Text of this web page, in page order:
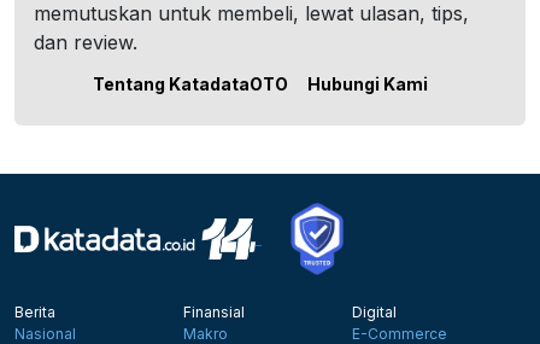
memutuskan untuk membeli, lewat ulasan, tips,
dan review.
Tentang KatadataOTO Hubungi Kami
Berita
Nasional
Finansial
Makro
Digital
E-Commerce